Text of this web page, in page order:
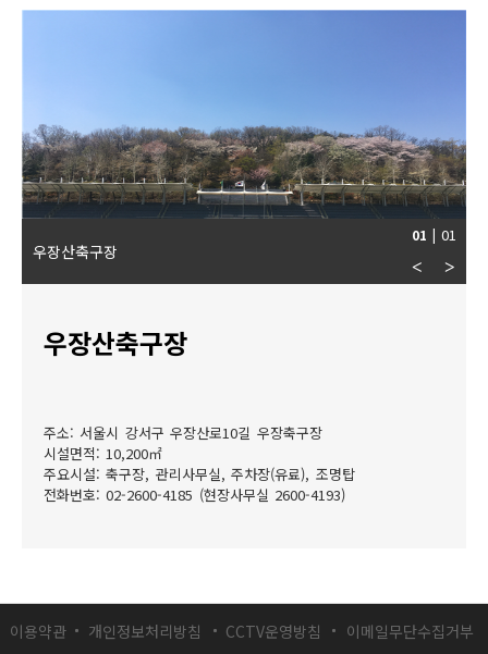
우장산축구장
< >
01 | 01
우장산축구장
주소: 서울시 강서구 우장산로10길 우장축구장
시설면적: 10,200㎡
주요시설: 축구장, 관리사무실, 주차장(유료), 조명탑
전화번호: 02-2600-4185 (현장사무실 2600-4193)
이용약관 개인정보처리방침 CCTV운영방침 이메일무단수집거부